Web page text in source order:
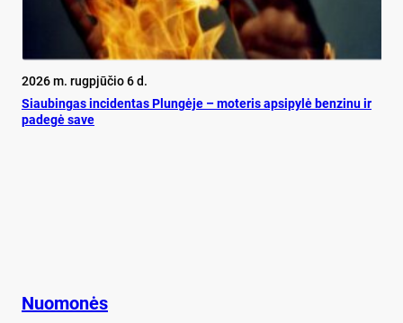
2026 m. rugpjūčio 6 d.
Siau­bin­gas in­ci­den­tas Plun­gė­je – mo­te­ris ap­si­py­lė ben­zi­nu ir
pa­de­gė sa­ve
Nuomonės